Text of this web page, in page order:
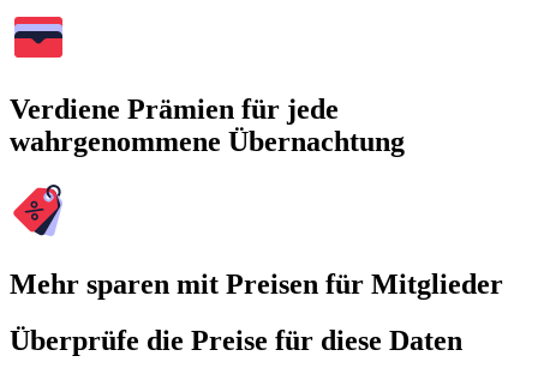
Verdiene Prämien für jede
wahrgenommene Übernachtung
Mehr sparen mit Preisen für Mitglieder
Überprüfe die Preise für diese Daten